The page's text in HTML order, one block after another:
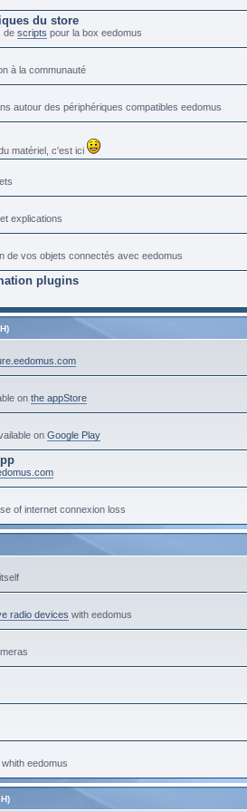
du store
de scripts pour la box eedomus
à la communauté
autour des périphériques compatibles eedomus
matériel, c'est ici
explications
de vos objets connectés avec eedomus
plugins
on the appStore
on Google Play
of internet connexion loss
radio devices with eedomus
eedomus